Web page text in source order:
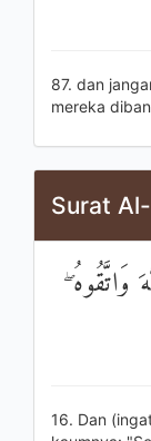
87. dan
mereka
Surat
وَاتَّقُوهُ
16. Dan